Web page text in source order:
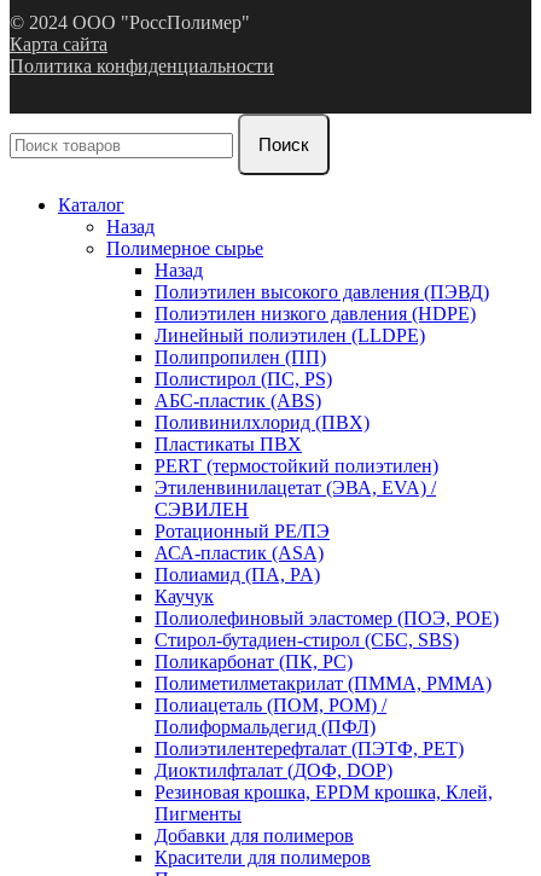
© 2024 ООО "РоссПолимер"
Карта сайта
Политика конфиденциальности
Поиск
Каталог
Назад
Полимерное сырье
Назад
Полиэтилен высокого давления (ПЭВД)
Полиэтилен низкого давления (HDPE)
Линейный полиэтилен (LLDPE)
Полипропилен (ПП)
Полистирол (ПС, PS)
АБС-пластик (ABS)
Поливинилхлорид (ПВХ)
Пластикаты ПВХ
PERT (термостойкий полиэтилен)
Этиленвинилацетат (ЭВА, EVA) /
СЭВИЛЕН
Ротационный PE/ПЭ
АСА-пластик (ASA)
Полиамид (ПА, PA)
Каучук
Полиолефиновый эластомер (ПОЭ, POE)
Стирол-бутадиен-стирол (СБС, SBS)
Поликарбонат (ПК, PC)
Полиметилметакрилат (ПММА, PMMA)
Полиацеталь (ПОМ, POM) /
Полиформальдегид (ПФЛ)
Полиэтилентерефталат (ПЭТФ, PET)
Диоктилфталат (ДОФ, DOP)
Резиновая крошка, EPDM крошка, Клей,
Пигменты
Добавки для полимеров
Красители для полимеров